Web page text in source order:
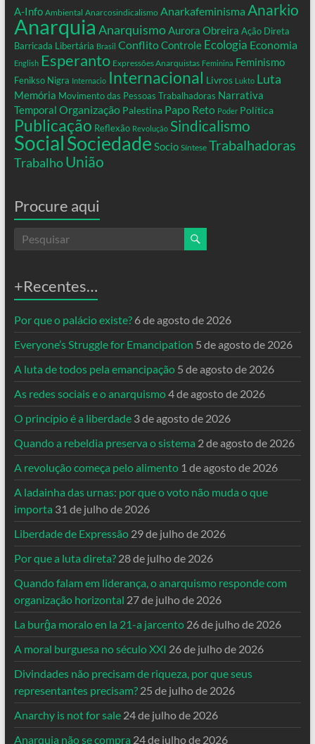
A-Info Ambiental Anarcosindicalismo Anarkafeminisma Anarkio
Anarquia AnarquismoAurora Obreira Ação Direta
Barricada Libertária Brasil ConflitoControle Ecologia Economia
English Esperanto Expressões Anarquistas Feminina Feminismo
Fenikso Nigra Internacio Internacional Livros Lukto Luta
Memória Movimento das Pessoas Trabalhadoras Narrativa
Temporal Organização Palestina Papo Reto Poder Política
Publicação Reflexão Revolução Sindicalismo
SocialSociedade Socio Síntese Trabalhadoras
Trabalho União
Procure aqui
+Recentes…
Por que o palácio existe? 6 de agosto de 2026
Everyone’s Struggle for Emancipation 5 de agosto de 2026
A luta de todos pela emancipação 5 de agosto de 2026
As redes sociais e o anarquismo4 de agosto de 2026
O princípio é a liberdade 3 de agosto de 2026
Quando a rebeldia preserva o sistema 2 de agosto de 2026
A revolução começa pelo alimento 1 de agosto de 2026
A ladainha das urnas: por que o voto não muda o que
importa 31 de julho de 2026
Liberdade de Expressão 29 de julho de 2026
Por que a luta direta? 28 de julho de 2026
Quando falam em liderança, o anarquismo responde com
organização horizontal 27 de julho de 2026
La burĝa moralo en la 21-a jarcento 26 de julho de 2026
A moral burguesa no século XXI 26 de julho de 2026
Divindades não precisam de riqueza, por que seus
representantes precisam? 25 de julho de 2026
Anarchy is not for sale 24 de julho de 2026
Anarquia não se compra 24 de julho de 2026